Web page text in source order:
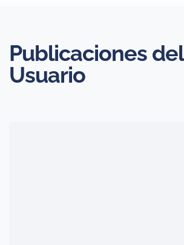
Publicaciones del
Usuario